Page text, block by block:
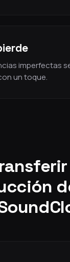
imperfectas
un toque.